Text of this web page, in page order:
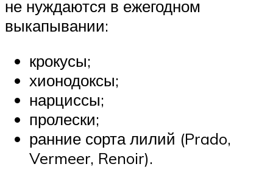
не нуждаются в ежегодном
выкапывании:
крокусы;
хионодоксы;
нарциссы;
пролески;
ранние сорта лилий (Prado,
Vermeer, Renoir).